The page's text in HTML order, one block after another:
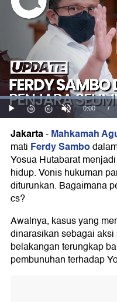
Jakarta-Mahkamah
mati Ferdy Sambo
Yosua Hutabarat
hidup. Vonis hukuman
diturunkan. Bagaimana
cs?
Awalnya, kasus yang
dinarasikan sebagai
belakangan terungkap
pembunuhan terhadap